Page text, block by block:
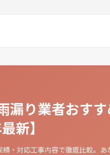
漏り業者おす
新】
・対応工事内容で徹底比較。